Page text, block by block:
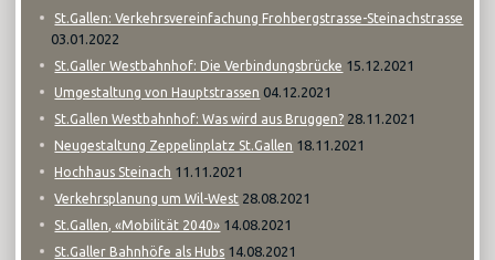
St.Gallen: Verkehrsvereinfachung Frohbergstrasse-Steinachstrasse
03.01.2022
St.Galler Westbahnhof: Die Verbindungsbrücke 15.12.2021
Umgestaltung von Hauptstrassen 04.12.2021
St.Gallen Westbahnhof: Was wird aus Bruggen? 28.11.2021
Neugestaltung Zeppelinplatz St.Gallen 18.11.2021
Hochhaus Steinach 11.11.2021
Verkehrsplanung um Wil-West 28.08.2021
St.Gallen, «Mobilität 2040» 14.08.2021
St.Galler Bahnhöfe als Hubs 14.08.2021